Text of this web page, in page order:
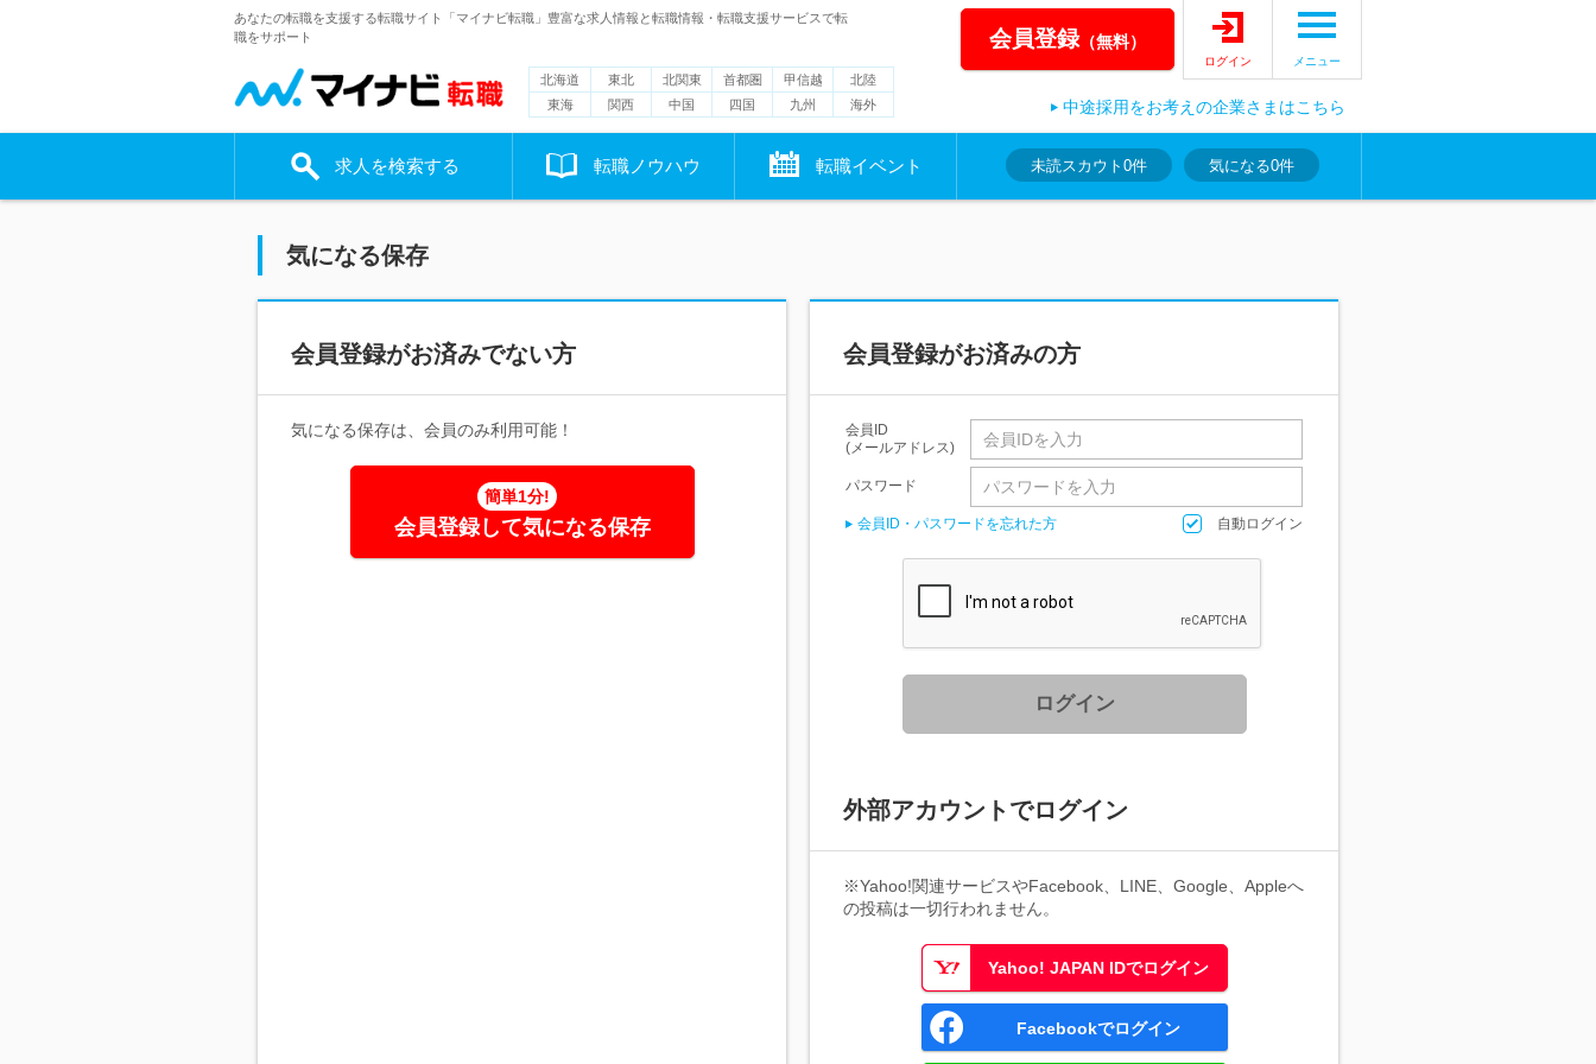
あなたの転職を支援する転職サイト「マイナビ転職」豊富な求人情報と転職情報・転職支援サービスで転
職をサポート
北海道 東北 北関東 首都圏 甲信越
北陸
東海
関西 中国 四国 九州 海外
会員登録（無料）
ログイン メニュー
中途採用をお考えの企業さまはこちら
求人を検索する 転職ノウハウ 転職イベント 未読スカウト 0件 気になる0件
気になる保存
会員登録がお済みでない方
気になる保存は、会員のみ利用可能！
簡単1分!
会員登録して気になる保存
会員登録がお済みの方
会員ID
(メールアドレス)
パスワード
会員ID・パスワードを忘れた方 自動ログイン
ログイン
外部アカウントでログイン
※Yahoo!関連サービスやFacebook、LINE、Google、Appleへ
の投稿は一切行われません。
Yahoo! JAPAN IDでログイン
Facebookでログイン